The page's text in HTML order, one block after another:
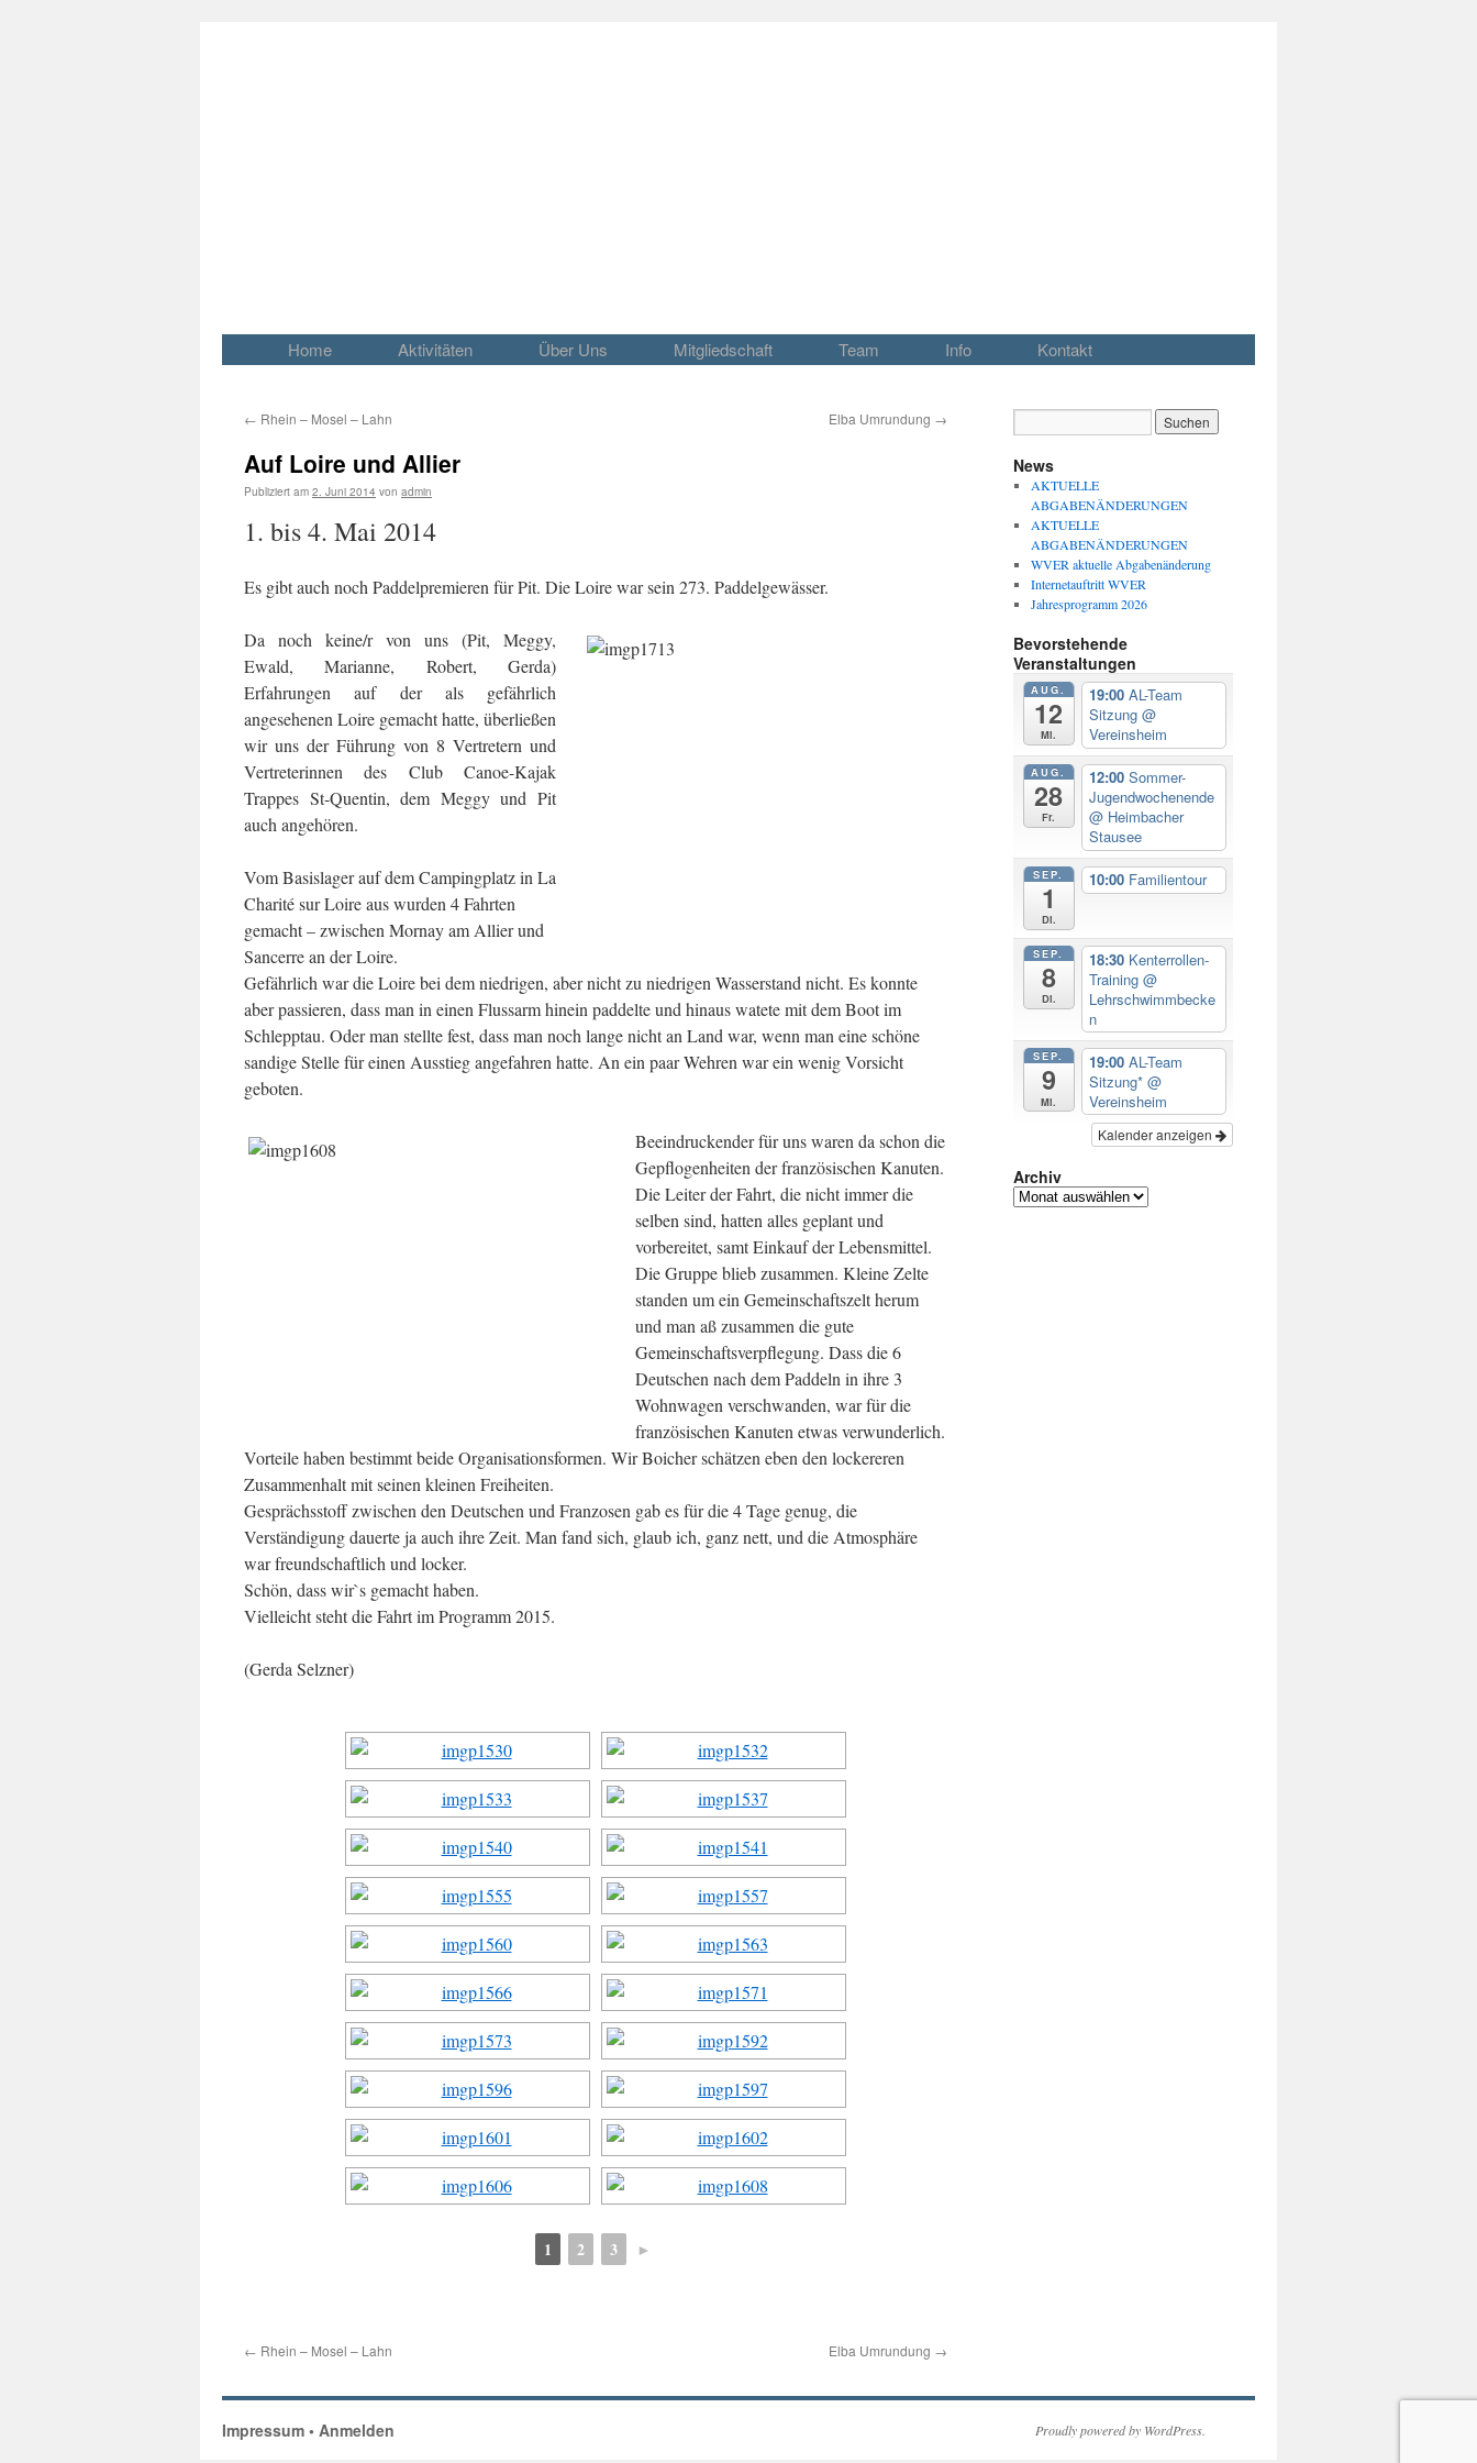
SpringeHome Aktivitäten Über Uns Mitgliedschaft Team Info Kontakt
← Rhein – Mosel – Lahn Elba Umrundung →
Auf Loire und Allier
Publiziert am 2. Juni 2014 von admin
1. bis 4. Mai 2014
Es gibt auch noch Paddelpremieren für Pit. Die Loire war sein 273. Paddelgewässer.
Da noch keine/r von uns (Pit, Meggy,
Ewald, Marianne, Robert, Gerda)
Erfahrungen auf der als gefährlich
angesehenen Loire gemacht hatte, überließen
wir uns der Führung von 8 Vertretern und
Vertreterinnen des Club Canoe-Kajak
Trappes St-Quentin, dem Meggy und Pit
auch angehören.
Vom Basislager auf dem Campingplatz in La
Charité sur Loire aus wurden 4 Fahrten
gemacht – zwischen Mornay am Allier und
Sancerre an der Loire.
Gefährlich war die Loire bei dem niedrigen, aber nicht zu niedrigen Wasserstand nicht. Es konnte
aber passieren, dass man in einen Flussarm hinein paddelte und hinaus watete mit dem Boot im
Schlepptau. Oder man stellte fest, dass man noch lange nicht an Land war, wenn man eine schöne
sandige Stelle für einen Ausstieg angefahren hatte. An ein paar Wehren war ein wenig Vorsicht
geboten.
Beeindruckender für uns waren da schon die
Gepflogenheiten der französischen Kanuten.
Die Leiter der Fahrt, die nicht immer die
selben sind, hatten alles geplant und
vorbereitet, samt Einkauf der Lebensmittel.
Die Gruppe blieb zusammen. Kleine Zelte
standen um ein Gemeinschaftszelt herum
und man aß zusammen die gute
Gemeinschaftsverpflegung. Dass die 6
Deutschen nach dem Paddeln in ihre 3
Wohnwagen verschwanden, war für die
französischen Kanuten etwas verwunderlich.
Vorteile haben bestimmt beide Organisationsformen. Wir Boicher schätzen eben den lockereren
Zusammenhalt mit seinen kleinen Freiheiten.
Gesprächsstoff zwischen den Deutschen und Franzosen gab es für die 4 Tage genug, die
Verständigung dauerte ja auch ihre Zeit. Man fand sich, glaub ich, ganz nett, und die Atmosphäre
war freundschaftlich und locker.
Schön, dass wir`s gemacht haben.
Vielleicht steht die Fahrt im Programm 2015.
(Gerda Selzner)
1 2 3 ►
← Rhein – Mosel – Lahn Elba Umrundung →
News
AKTUELLE
ABGABENÄNDERUNGEN
AKTUELLE
ABGABENÄNDERUNGEN
WVER aktuelle Abgabenänderung
Internetauftritt WVER
Jahresprogramm 2026
Bevorstehende
Veranstaltungen
AUG.
12
Mi.
19:00 AL-Team
Sitzung @
Vereinsheim
AUG.
28
Fr.
12:00 Sommer-
Jugendwochenende
@ Heimbacher
Stausee
SEP.
1
Di.
10:00 Familientour
SEP.
8
Di.
18:30 Kenterrollen-
Training @
Lehrschwimmbecke
n
SEP.
9
Mi.
19:00 AL-Team
Sitzung* @
Vereinsheim
Kalender anzeigen
Archiv
Archiv
Impressum • Anmelden Proudly powered by WordPress.